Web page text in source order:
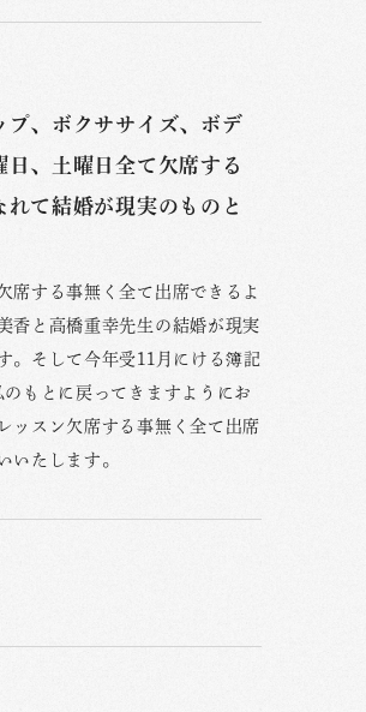
プ、ボクササイズ、ボデ
、土曜日全て欠席する
て結婚が現実のものと
席する事無く全て出席できるよ
香と高橋重幸先生の結婚が現実
。そして今年受11月にける簿記
もとに戻ってきますようにお
ッスン欠席する事無く全て出席
いたします。